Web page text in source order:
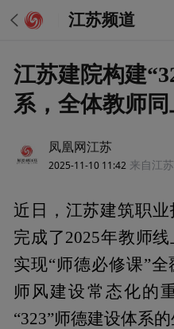
江苏频道
江苏建院构建
系，全体教师
凤凰网江苏
2025-11-10 11:42 来自江苏
近日，江苏建筑职
完成了2025年教师
实现“师德必修课”
师风建设常态化的
“323”师德建设体系的